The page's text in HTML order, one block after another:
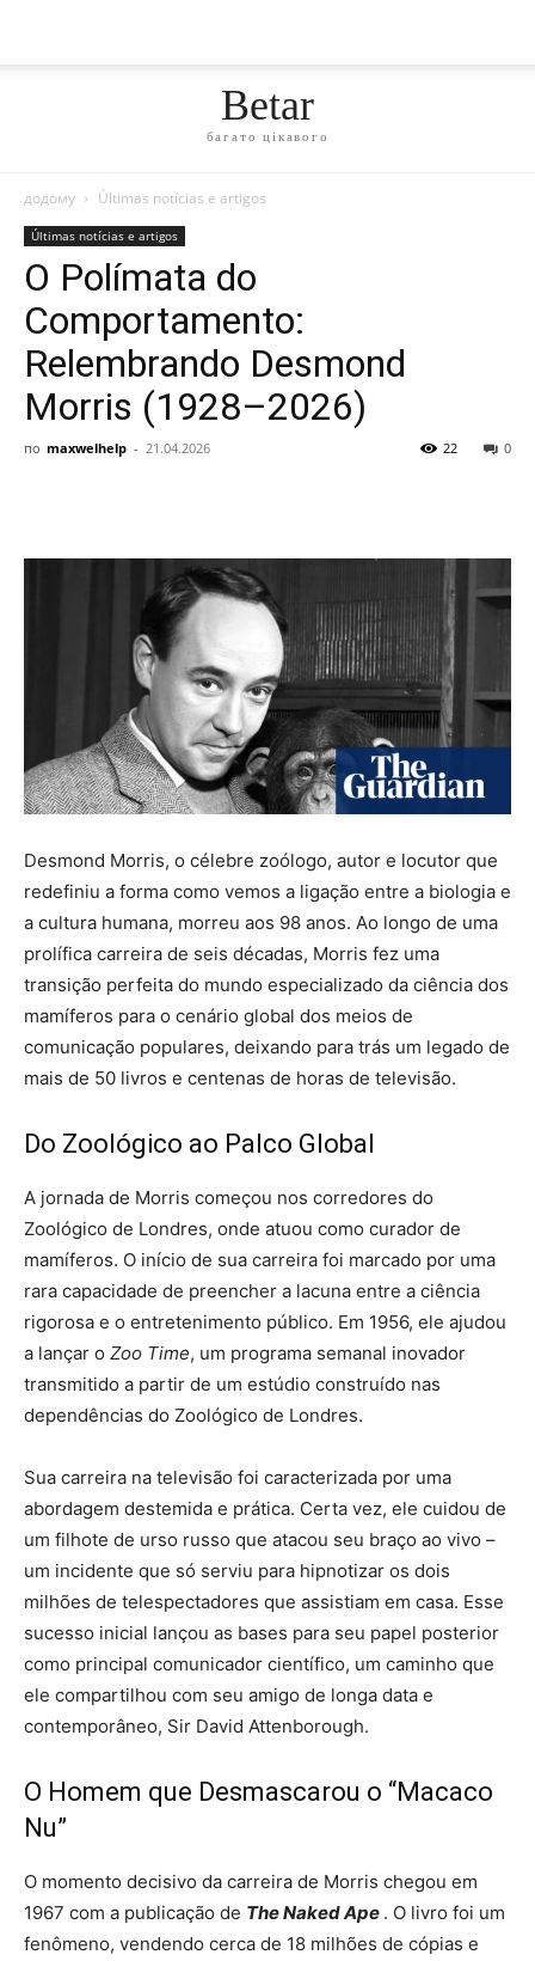
Betar
багато цікавого
додому Últimas notícias e artigos
Últimas notícias e artigos
O Polímata do
Comportamento:
Relembrando Desmond
Morris (1928–2026)
по maxwelhelp - 21.04.2026 0
22
Desmond Morris, o célebre zoólogo, autor e locutor que
redefiniu a forma como vemos a ligação entre a biologia e
a cultura humana, morreu aos 98 anos. Ao longo de uma
prolífica carreira de seis décadas, Morris fez uma
transição perfeita do mundo especializado da ciência dos
mamíferos para o cenário global dos meios de
comunicação populares, deixando para trás um legado de
mais de 50 livros e centenas de horas de televisão.
Do Zoológico ao Palco Global
A jornada de Morris começou nos corredores do
Zoológico de Londres, onde atuou como curador de
mamíferos. O início de sua carreira foi marcado por uma
rara capacidade de preencher a lacuna entre a ciência
rigorosa e o entretenimento público. Em 1956, ele ajudou
a lançar o Zoo Time, um programa semanal inovador
transmitido a partir de um estúdio construído nas
dependências do Zoológico de Londres.
Sua carreira na televisão foi caracterizada por uma
abordagem destemida e prática. Certa vez, ele cuidou de
um filhote de urso russo que atacou seu braço ao vivo –
um incidente que só serviu para hipnotizar os dois
milhões de telespectadores que assistiam em casa. Esse
sucesso inicial lançou as bases para seu papel posterior
como principal comunicador científico, um caminho que
ele compartilhou com seu amigo de longa data e
contemporâneo, Sir David Attenborough.
O Homem que Desmascarou o “Macaco
Nu”
O momento decisivo da carreira de Morris chegou em
1967 com a publicação de The Naked Ape . O livro foi um
fenômeno, vendendo cerca de 18 milhões de cópias e